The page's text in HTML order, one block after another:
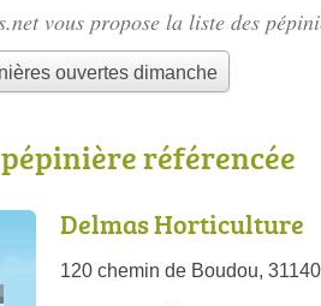
vous propose la liste des
ouvertes dimanche
référencée
Delmas Horticulture
120 chemin de Boudou,